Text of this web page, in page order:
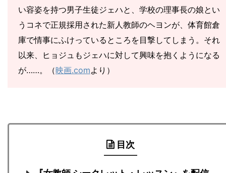
い容姿を持つ男子生徒ジェハと、学校の理事長の娘とい
うコネで正規採用された新人教師のヘヨンが、体育館倉
庫で情事にふけっているところを目撃してしまう。それ
以来、ヒョジュもジェハに対して興味を抱くようになる
が……。（映画.comより）
目次